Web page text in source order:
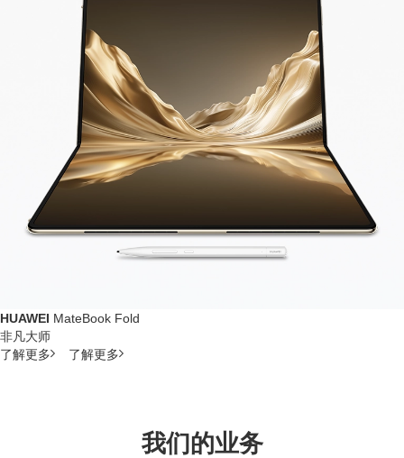
HUAWEI MateBook Fold
非凡大师
了解更多
了解更多
我们的业务